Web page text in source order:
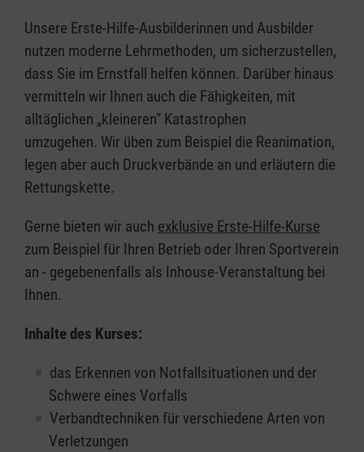
Unsere Erste-Hilfe-Ausbilderinnen und Ausbilder
nutzen moderne Lehrmethoden, um sicherzustellen,
dass Sie im Ernstfall helfen können. Darüber hinaus
vermitteln wir Ihnen auch die Fähigkeiten, mit
alltäglichen „kleineren” Katastrophen
umzugehen. Wir üben zum Beispiel die Reanimation,
legen aber auch Druckverbände an und erläutern die
Rettungskette.
Gerne bieten wir auch exklusive Erste-Hilfe-Kurse
zum Beispiel für Ihren Betrieb oder Ihren Sportverein
an - gegebenenfalls als Inhouse-Veranstaltung bei
Ihnen.
Inhalte des Kurses:
das Erkennen von Notfallsituationen und der
Schwere eines Vorfalls
Verbandtechniken für verschiedene Arten von
Verletzungen